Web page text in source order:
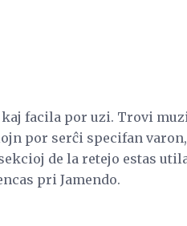
kaj facila por uzi. Trovi
por serĉi specifan
de la retejo estas
pri Jamendo.